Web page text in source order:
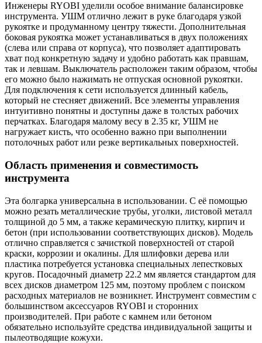
Инженеры RYOBI уделили особое внимание балансировке
инструмента. УШМ отлично лежит в руке благодаря узкой
рукоятке и продуманному центру тяжести. Дополнительная
боковая рукоятка может устанавливаться в двух положениях
(слева или справа от корпуса), что позволяет адаптировать
хват под конкретную задачу и удобно работать как правшам,
так и левшам. Выключатель расположен таким образом, чтобы
его можно было нажимать не отпуская основной рукоятки.
Для подключения к сети используется длинный кабель,
который не стесняет движений. Все элементы управления
интуитивно понятны и доступны даже в толстых рабочих
перчатках. Благодаря малому весу в 2.35 кг, УШМ не
нагружает кисть, что особенно важно при выполнении
потолочных работ или резке вертикальных поверхностей.
Область применения и совместимость
инструмента
Эта болгарка универсальна в использовании. С её помощью
можно резать металлические трубы, уголки, листовой металл
толщиной до 5 мм, а также керамическую плитку, кирпич и
бетон (при использовании соответствующих дисков). Модель
отлично справляется с зачисткой поверхностей от старой
краски, коррозии и окалины. Для шлифовки дерева или
пластика потребуется установка специальных лепестковых
кругов. Посадочный диаметр 22.2 мм является стандартом для
всех дисков диаметром 125 мм, поэтому проблем с поиском
расходных материалов не возникнет. Инструмент совместим с
большинством аксессуаров RYOBI и сторонних
производителей. При работе с камнем или бетоном
обязательно используйте средства индивидуальной защиты и
пылеотводящие кожухи.